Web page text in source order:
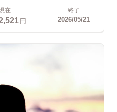
在
円
終了
2026/05/21